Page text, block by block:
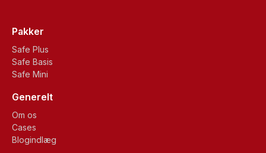
Pakker
Safe Plus
Safe Basis
Safe Mini
Generelt
Om os
Cases
Blogindlæg